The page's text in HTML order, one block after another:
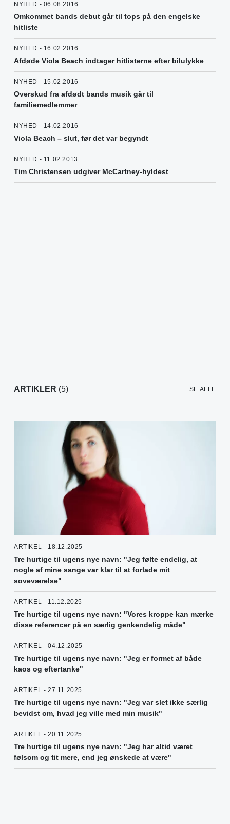
NYHED - 06.08.2016
Omkommet bands debut går til tops på den engelske
hitliste
NYHED - 16.02.2016
Afdøde Viola Beach indtager hitlisterne efter bilulykke
NYHED - 15.02.2016
Overskud fra afdødt bands musik går til
familiemedlemmer
NYHED - 14.02.2016
Viola Beach – slut, før det var begyndt
NYHED - 11.02.2013
Tim Christensen udgiver McCartney-hyldest
ARTIKLER (5) SE ALLE
ARTIKEL - 18.12.2025
Tre hurtige til ugens nye navn: "Jeg følte endelig, at
nogle af mine sange var klar til at forlade mit
soveværelse"
ARTIKEL - 11.12.2025
Tre hurtige til ugens nye navn: "Vores kroppe kan mærke
disse referencer på en særlig genkendelig måde"
ARTIKEL - 04.12.2025
Tre hurtige til ugens nye navn: "Jeg er formet af både
kaos og eftertanke"
ARTIKEL - 27.11.2025
Tre hurtige til ugens nye navn: "Jeg var slet ikke særlig
bevidst om, hvad jeg ville med min musik"
ARTIKEL - 20.11.2025
Tre hurtige til ugens nye navn: "Jeg har altid været
følsom og tit mere, end jeg ønskede at være"